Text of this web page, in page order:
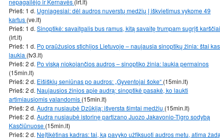
nepagailėjo ir Kernavės (lrt.lt)
Prieš: 1 d. Ugniagesiai: dėl audros nuverstų medžių į iškvietimus vykome 49
kartus (ve.lt)
Prieš: 1 d. Sinoptikė: savaitgalis bus ramus, kitą savaitę trumpam sugrįš karščiai
(lrt.lt)
Prieš: 1 d. Po praūžusios stichijos Lietuvoje – naujausia sinoptikų žinia: štai kas
laukia (tv3.lt)
Prieš: 2 d. Po viską niokojančios audros – sinoptiko žinia: laukia permainos
(15min.lt)
Prieš: 2 d. Eišiškių seniūnas po audros: „Gyventojai šoke“ (15min.lt)
Prieš: 2 d. Naujausios žinios apie audrą: sinoptikė pasakė, ko laukti
artimiausiomis valandomis (15min.lt)
Prieš: 2 d. Audra nusiaubė Dzūkiją: išversta šimtai medžių (15min.lt)
Prieš: 2 d. Audra nusiaubė istorinę partizano Juozo Jakavonio-Tigro sodybą
Kasčiūnuose (15min.lt)
Prieš: 2 d. Neįtikėtinas kadras: tai, ką pavyko užfiksuoti audros metu, atima